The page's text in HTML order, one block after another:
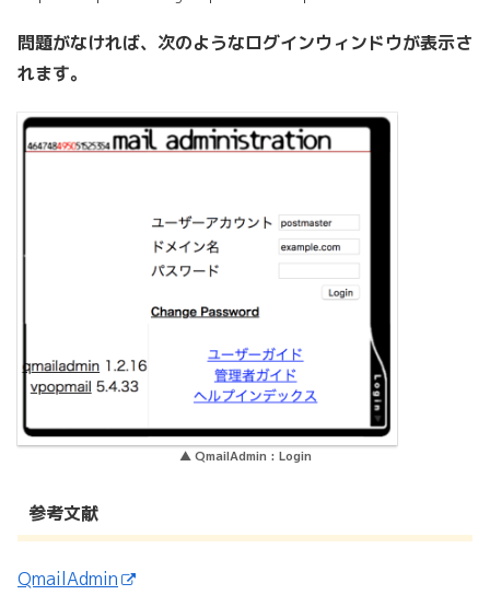
問題がなければ、次のようなログインウィンドウが表示さ
れます。
▲ QmailAdmin : Login
参考文献
QmailAdmin